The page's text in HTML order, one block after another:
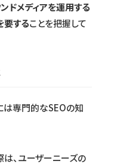
ドメディアを運用する
要することを把握して
は専門的なSEOの知
は、ユーザーニーズの